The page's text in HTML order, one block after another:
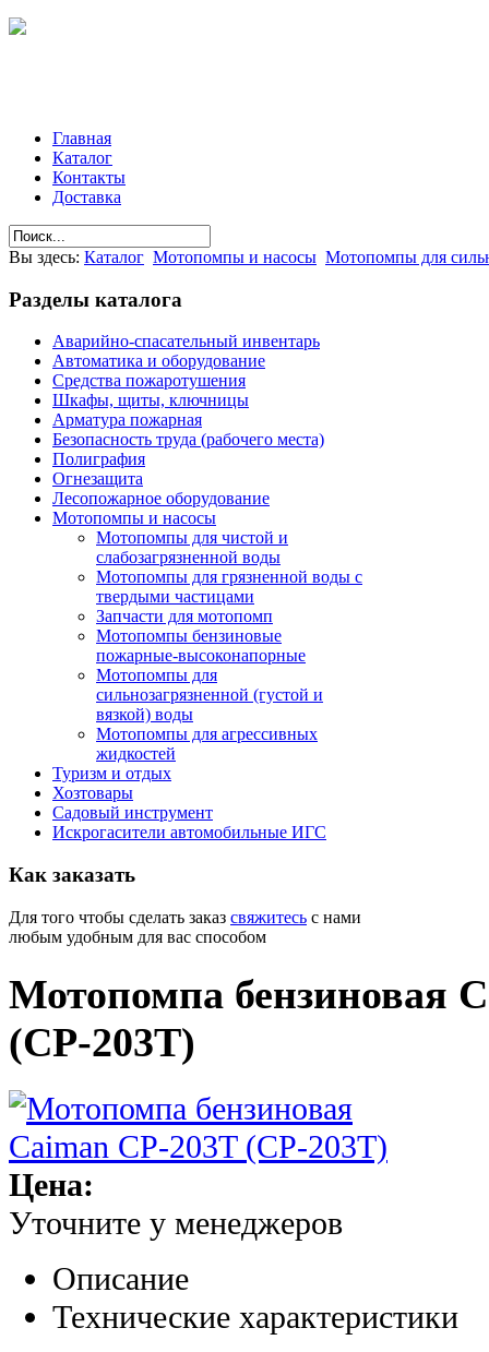
Главная
Каталог
Контакты
Доставка
Вы здесь: Каталог Мотопомпы и насосы Мотопомпы для
Разделы каталога
Аварийно-спасательный инвентарь
Автоматика и оборудование
Средства пожаротушения
Шкафы, щиты, ключницы
Арматура пожарная
Безопасность труда (рабочего места)
Полиграфия
Огнезащита
Лесопожарное оборудование
Мотопомпы и насосы
Мотопомпы для чистой и
слабозагрязненной воды
Мотопомпы для грязненной воды с
твердыми частицами
Запчасти для мотопомп
Мотопомпы бензиновые
пожарные-высоконапорные
Мотопомпы для
сильнозагрязненной (густой и
вязкой) воды
Мотопомпы для агрессивных
жидкостей
Туризм и отдых
Хозтовары
Садовый инструмент
Искрогасители автомобильные ИГС
Как заказать
Для того чтобы сделать заказ свяжитесь с нами
любым удобным для вас способом
Мотопомпа бензиновая
(CP-203T)
Цена:
Уточните у менеджеров
Описание
Технические характеристики